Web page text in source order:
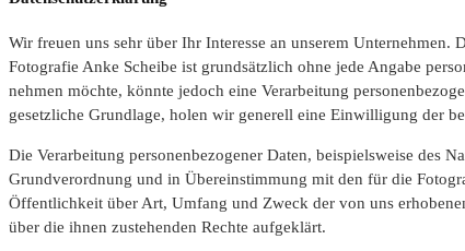
Wir freuen uns sehr über Ihr Interesse an unserem
Fotografie Anke Scheibe ist grundsätzlich ohne jede Angabe
nehmen möchte, könnte jedoch eine Verarbeitung
gesetzliche Grundlage, holen wir generell eine Einwilligung der
Die Verarbeitung personenbezogener Daten, beispielsweise des
Grundverordnung und in Übereinstimmung mit den für die
Öffentlichkeit über Art, Umfang und Zweck der von uns
über die ihnen zustehenden Rechte aufgeklärt.